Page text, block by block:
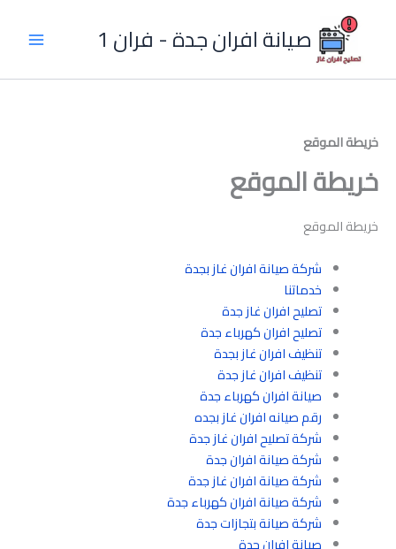
المحتوى
صيانة افران جدة - فران 1
خريطة الموقع
خريطة الموقع
خريطة الموقع
شركة صيانة افران غاز بجدة
خدماتنا
تصليح افران غاز جدة
تصليح افران كهرباء جدة
تنظيف افران غاز بجدة
تنظيف افران غاز جدة
صيانة افران كهرباء جدة
رقم صيانه افران غاز بجده
شركة تصليح افران غاز جدة
شركة صيانة افران جدة
شركة صيانة افران غاز جدة
شركة صيانة افران كهرباء جدة
شركة صيانة بتجازات جدة
صيانة افران جدة